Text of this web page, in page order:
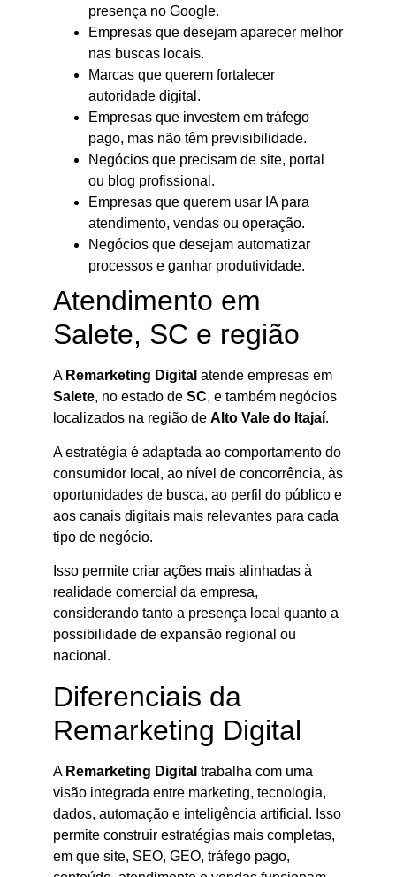
presença no Google.
Empresas que desejam aparecer melhor
nas buscas locais.
Marcas que querem fortalecer
autoridade digital.
Empresas que investem em tráfego
pago, mas não têm previsibilidade.
Negócios que precisam de site, portal
ou blog profissional.
Empresas que querem usar IA para
atendimento, vendas ou operação.
Negócios que desejam automatizar
processos e ganhar produtividade.
Atendimento em
Salete, SC e região
A Remarketing Digital atende empresas em
Salete, no estado de SC, e também negócios
localizados na região de Alto Vale do Itajaí.
A estratégia é adaptada ao comportamento do
consumidor local, ao nível de concorrência, às
oportunidades de busca, ao perfil do público e
aos canais digitais mais relevantes para cada
tipo de negócio.
Isso permite criar ações mais alinhadas à
realidade comercial da empresa,
considerando tanto a presença local quanto a
possibilidade de expansão regional ou
nacional.
Diferenciais da
Remarketing Digital
A Remarketing Digital trabalha com uma
visão integrada entre marketing, tecnologia,
dados, automação e inteligência artificial. Isso
permite construir estratégias mais completas,
em que site, SEO, GEO, tráfego pago,